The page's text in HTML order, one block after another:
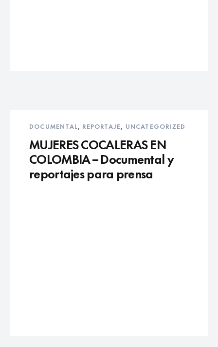
DOCUMENTAL, REPORTAJE, UNCATEGORIZED
MUJERES COCALERAS EN
COLOMBIA – Documental y
reportajes para prensa